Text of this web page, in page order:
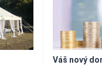
Váš nový